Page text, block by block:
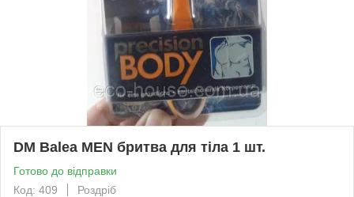
DM Balea MEN бритва для тіла 1 шт.
Готово до відправки
Код: 409
Роздріб